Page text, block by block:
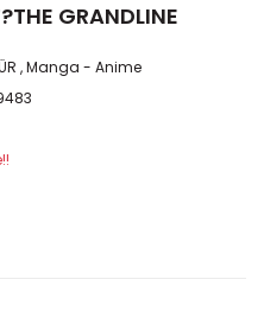
GRANDLINE
,Manga - Anime